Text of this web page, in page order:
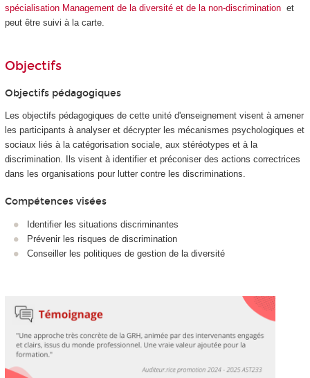
spécialisation Management de la diversité et de la non-discrimination et
peut être suivi à la carte.
Objectifs
Objectifs pédagogiques
Les objectifs pédagogiques de cette unité d'enseignement visent à amener
les participants à analyser et décrypter les mécanismes psychologiques et
sociaux liés à la catégorisation sociale, aux stéréotypes et à la
discrimination. Ils visent à identifier et préconiser des actions correctrices
dans les organisations pour lutter contre les discriminations.
Compétences visées
Identifier les situations discriminantes
Prévenir les risques de discrimination
Conseiller les politiques de gestion de la diversité